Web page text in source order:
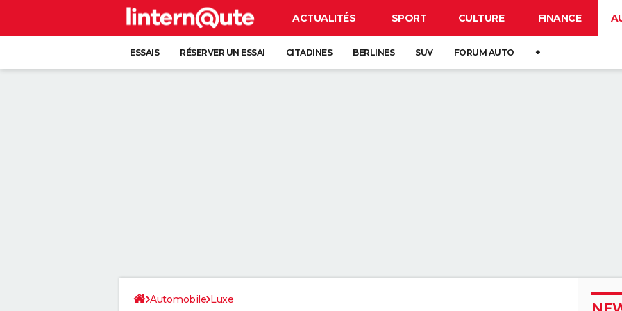
ACTUALITÉS SPORT CULTURE FINANCE
ESSAIS RÉSERVER UN ESSAI CITADINES BERLINES SUV FORUM AUTO +
Automobile Luxe